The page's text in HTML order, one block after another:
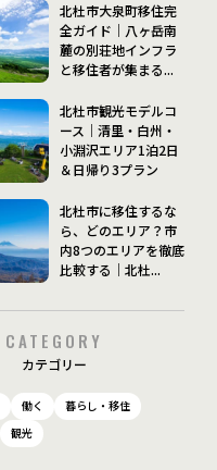
北杜市大泉町移住完
全ガイド｜八ヶ岳南
麓の別荘地インフラ
と移住者が集まる...
北杜市観光モデルコ
ース｜清里・白州・
小淵沢エリア1泊2日
＆日帰り3プラン
北杜市に移住するな
ら、どのエリア？市
内8つのエリアを徹底
比較する｜北杜...
CATEGORY
カテゴリー
働く
暮らし・移住
観光